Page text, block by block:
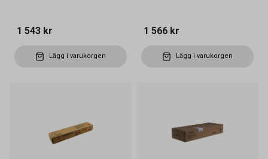
1 543 kr
Lägg i varukorgen
1 566 kr
Lägg i varukorgen